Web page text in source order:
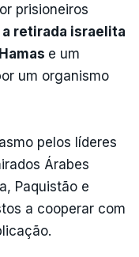
prisioneiros
a retirada israelita
e um
um organismo
pelos líderes
Árabes
Paquistão e
a cooperar com